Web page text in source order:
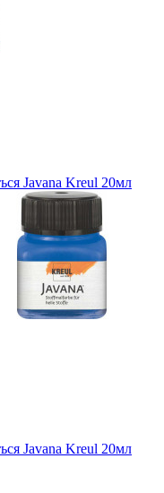
Javana Kreul 20мл
Javana Kreul 20мл